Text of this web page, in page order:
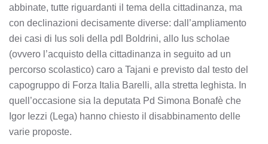
abbinate, tutte riguardanti il tema della cittadinanza, ma
con declinazioni decisamente diverse: dall’ampliamento
dei casi di Ius soli della pdl Boldrini, allo Ius scholae
(ovvero l’acquisto della cittadinanza in seguito ad un
percorso scolastico) caro a Tajani e previsto dal testo del
capogruppo di Forza Italia Barelli, alla stretta leghista. In
quell’occasione sia la deputata Pd Simona Bonafè che
Igor Iezzi (Lega) hanno chiesto il disabbinamento delle
varie proposte.